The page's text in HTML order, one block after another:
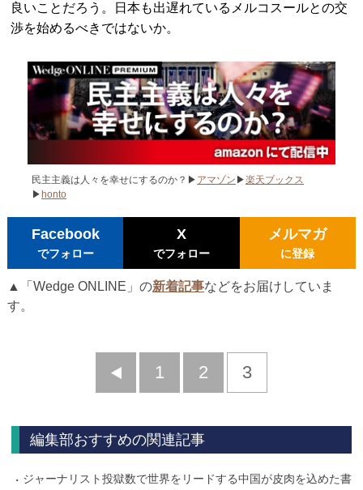
良いことだろう。日本も出遅れているメルコスールとの交
渉を始めるべきではないか。
民主主義は人々を幸せにするのか？▶ アマゾン ▶楽天ブックス
▶honto
Facebook
でフォロー
X
でフォロー
メルマガ
に登録
▲「Wedge ONLINE」の新着記事などをお届けしていま
す。
前
1 2 3
編集部おすすめの関連記事
ジャーナリスト投獄数で世界をリードする中国が皮肉を込めた書